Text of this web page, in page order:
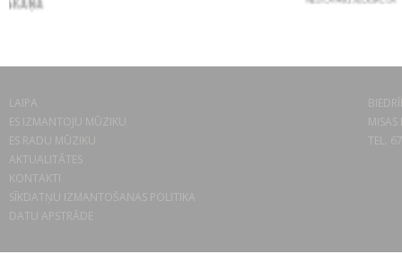
LAIPA
ES IZMANTOJU MŪZIKU
ES RADU MŪZIKU
AKTUALITĀTES
KONTAKTI
SĪKDATŅU IZMANTOŠANAS POLITIKA
DATU APSTRĀDE
TEL.